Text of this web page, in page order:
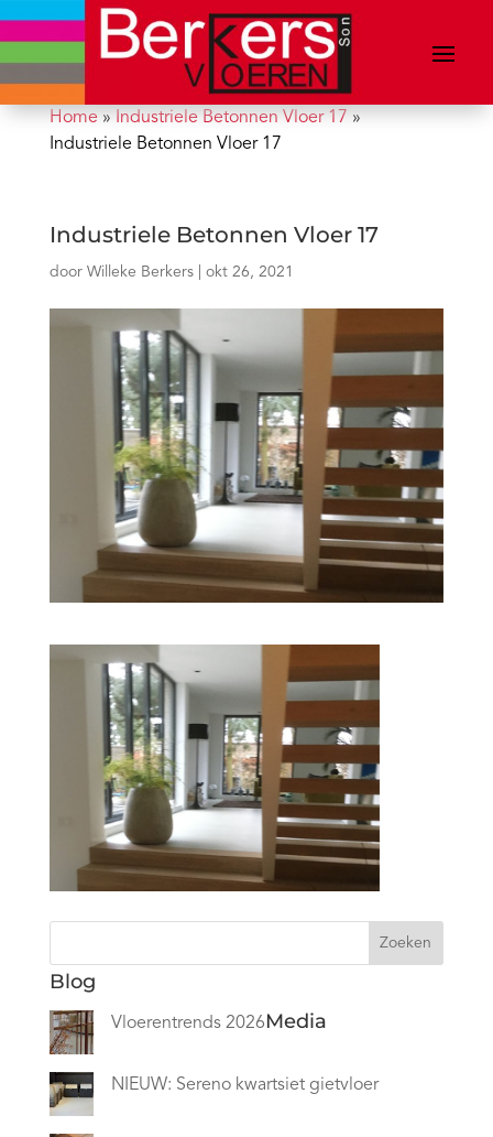
Home» Industriele Betonnen Vloer 17 »
Industriele Betonnen Vloer 17
Industriele Betonnen Vloer 17
door Willeke Berkers| okt 26, 2021
Zoeken
Blog
Vloerentrends 2026
NIEUW: Sereno kwartsiet gietvloer
Media